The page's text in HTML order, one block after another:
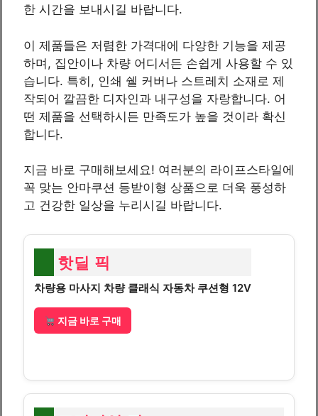
한 시간을 보내시길 바랍니다.
이 제품들은 저렴한 가격대에 다양한 기능을 제공
하며, 집안이나 차량 어디서든 손쉽게 사용할 수 있
습니다. 특히, 인쇄 쉘 커버나 스트레치 소재로 제
작되어 깔끔한 디자인과 내구성을 자랑합니다. 어
떤 제품을 선택하시든 만족도가 높을 것이라 확신
합니다.
지금 바로 구매해보세요! 여러분의 라이프스타일에
꼭 맞는 안마쿠션 등받이형 상품으로 더욱 풍성하
고 건강한 일상을 누리시길 바랍니다.
핫딜 픽
차량용 마사지 차량 클래식 자동차 쿠션형 12V
지금 바로 구매